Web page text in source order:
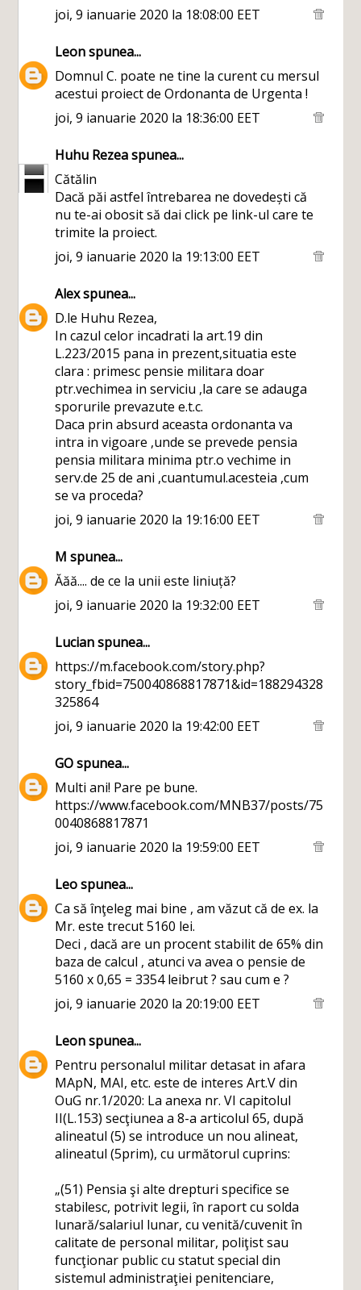
joi, 9 ianuarie 2020 la 18:08:00 EET
Leonspunea...
Domnul C. poate ne tine la curent cu mersul
acestui proiect de Ordonanta de Urgenta !
joi, 9 ianuarie 2020 la 18:36:00 EET
Huhu Rezeaspunea...
Cătălin
Dacă păi astfel întrebarea ne dovedești că
nu te-ai obosit să dai click pe link-ul care te
trimite la proiect.
joi, 9 ianuarie 2020 la 19:13:00 EET
Alexspunea...
D.le Huhu Rezea,
In cazul celor incadrati la art.19 din
L.223/2015 pana in prezent,situatia este
clara : primesc pensie militara doar
ptr.vechimea in serviciu ,la care se adauga
sporurile prevazute e.t.c.
Daca prin absurd aceasta ordonanta va
intra in vigoare ,unde se prevede pensia
pensia militara minima ptr.o vechime in
serv.de 25 de ani ,cuantumul.acesteia ,cum
se va proceda?
joi, 9 ianuarie 2020 la 19:16:00 EET
M spunea...
Ăăă.... de ce la unii este liniuță?
joi, 9 ianuarie 2020 la 19:32:00 EET
Lucianspunea...
https://m.facebook.com/story.php?
story_fbid=750040868817871&id=188294328
325864
joi, 9 ianuarie 2020 la 19:42:00 EET
GOspunea...
Multi ani! Pare pe bune.
https://www.facebook.com/MNB37/posts/75
0040868817871
joi, 9 ianuarie 2020 la 19:59:00 EET
Leospunea...
Ca să înţeleg mai bine , am văzut că de ex. la
Mr. este trecut 5160 lei.
Deci , dacă are un procent stabilit de 65% din
baza de calcul , atunci va avea o pensie de
5160 x 0,65 = 3354 leibrut ? sau cum e ?
joi, 9 ianuarie 2020 la 20:19:00 EET
Leonspunea...
Pentru personalul militar detasat in afara
MApN, MAI, etc. este de interes Art.V din
OuG nr.1/2020: La anexa nr. VI capitolul
II(L.153) secţiunea a 8-a articolul 65, după
alineatul (5) se introduce un nou alineat,
alineatul (5prim), cu următorul cuprins:
„(51) Pensia şi alte drepturi specifice se
stabilesc, potrivit legii, în raport cu solda
lunară/salariul lunar, cu venită/cuvenit în
calitate de personal militar, poliţist sau
funcţionar public cu statut special din
sistemul administraţiei penitenciare,